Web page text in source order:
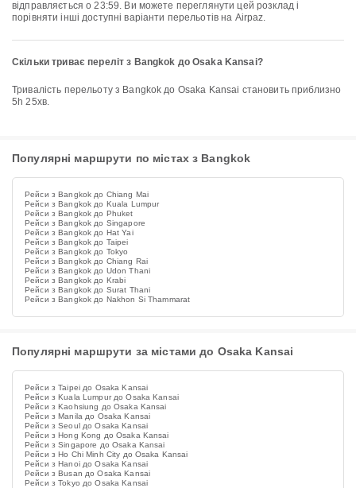
відправляється о 23:59. Ви можете переглянути цей розклад і
порівняти інші доступні варіанти перельотів на Airpaz.
Скільки триває переліт з Bangkok до Osaka Kansai?
Тривалість перельоту з Bangkok до Osaka Kansai становить приблизно
5h 25хв.
Популярні маршрути по містах з Bangkok
Рейси з Bangkok до Chiang Mai
Рейси з Bangkok до Kuala Lumpur
Рейси з Bangkok до Phuket
Рейси з Bangkok до Singapore
Рейси з Bangkok до Hat Yai
Рейси з Bangkok до Taipei
Рейси з Bangkok до Tokyo
Рейси з Bangkok до Chiang Rai
Рейси з Bangkok до Udon Thani
Рейси з Bangkok до Krabi
Рейси з Bangkok до Surat Thani
Рейси з Bangkok до Nakhon Si Thammarat
Популярні маршрути за містами до Osaka Kansai
Рейси з Taipei до Osaka Kansai
Рейси з Kuala Lumpur до Osaka Kansai
Рейси з Kaohsiung до Osaka Kansai
Рейси з Manila до Osaka Kansai
Рейси з Seoul до Osaka Kansai
Рейси з Hong Kong до Osaka Kansai
Рейси з Singapore до Osaka Kansai
Рейси з Ho Chi Minh City до Osaka Kansai
Рейси з Hanoi до Osaka Kansai
Рейси з Busan до Osaka Kansai
Рейси з Tokyo до Osaka Kansai